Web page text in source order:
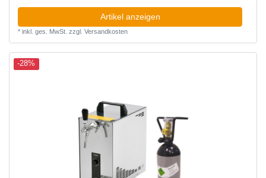
Artikel anzeigen
* inkl. ges. MwSt. zzgl. Versandkosten
-28%